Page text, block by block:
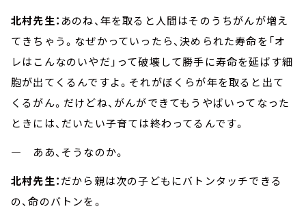
北村先生： あのね、年を取ると人間はそのうちがんが増え
てきちゃう。なぜかっていったら、決められた寿命を「オ
レはこんなのいやだ」って破壊して勝手に寿命を延ばす細
胞が出てくるんですよ。それがぼくらが年を取ると出て
くるがん。だけどね、がんができてもうやばいってなった
ときには、だいたい子育ては終わってるんです。
― ああ、そうなのか。
北村先生：だから親は次の子どもにバトンタッチできる
の、命のバトンを。